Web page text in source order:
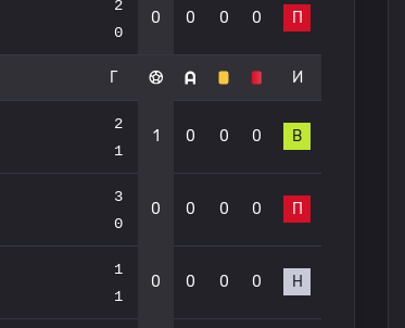
2
0
0 0 0 0 П
Г И
2
1
1 0 0 0 В
3
0
0 0 0 0 П
1
1
0 0 0 0 Н